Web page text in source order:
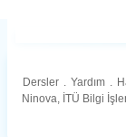
Dersler . Yardım .
Ninova, İTÜ Bilgi